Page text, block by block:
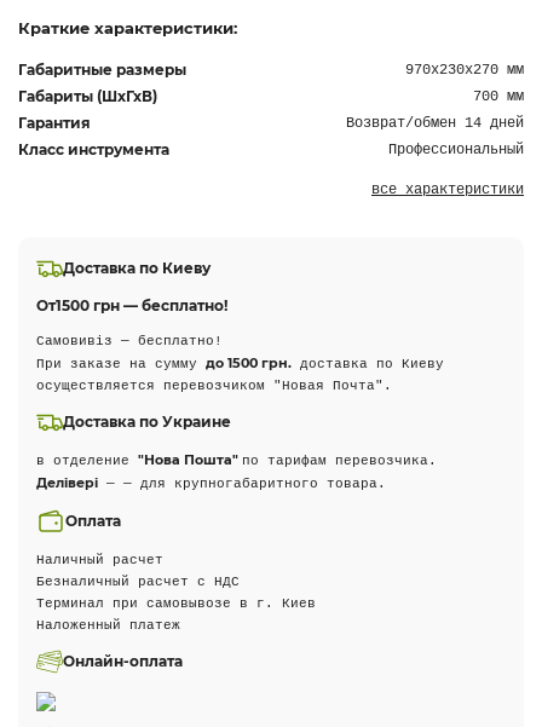
Краткие характеристики:
Габаритные размеры 970х230х270 мм
Габариты (ШхГхВ) 700 мм
Гарантия Возврат/обмен 14 дней
Класс инструмента Профессиональный
все характеристики
Доставка по Киеву
От1500 грн — бесплатно!
Самовивіз — бесплатно!
При заказе на сумму до 1500 грн. доставка по Киеву
осуществляется перевозчиком "Новая Почта".
Доставка по Украине
в отделение "Нова Пошта" по тарифам перевозчика.
Делівері — — для крупногабаритного товара.
Оплата
Наличный расчет
Безналичный расчет с НДС
Терминал при самовывозе в г. Киев
Наложенный платеж
Онлайн-оплата